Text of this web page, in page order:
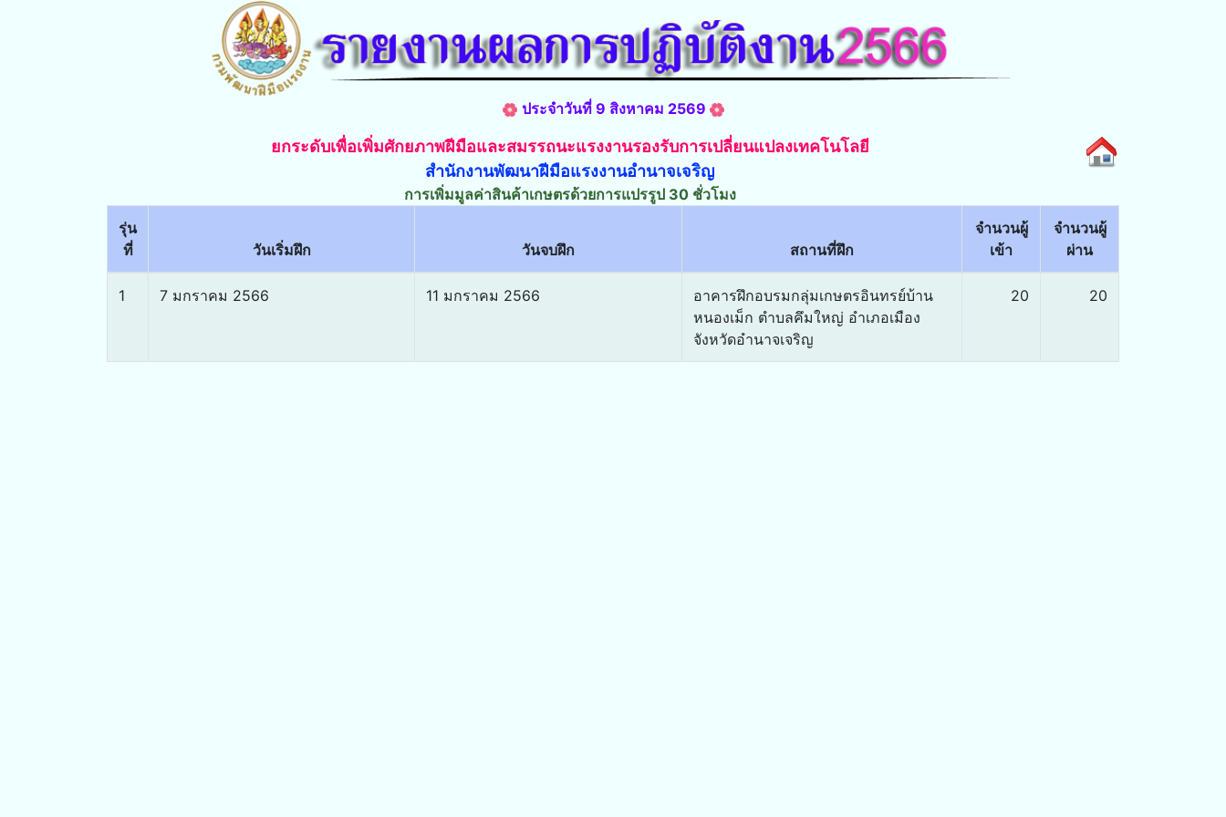
ประจำวันที่ 9 สิงหาคม 2569
ยกระดับเพื่อเพิ่มศักยภาพฝีมือและสมรรถนะแรงงานรองรับการเปลี่ยนแปลงเทคโนโลยี
สำนักงานพัฒนาฝีมือแรงงานอำนาจเจริญ
การเพิ่มมูลค่าสินค้าเกษตรด้วยการแปรรูป 30 ชั่วโมง
รุ่น
ที่
วันเริ่มฝึก วันจบฝึก สถานที่ฝึก
จำนวนผู้
เข้า
จำนวนผู้
ผ่าน
1 7 มกราคม 2566 11 มกราคม 2566
อาคารฝึกอบรมกลุ่มเกษตรอินทรย์บ้าน
หนองเม็ก ตำบลคึมใหญ่ อำเภอเมือง
จังหวัดอำนาจเจริญ
20 20